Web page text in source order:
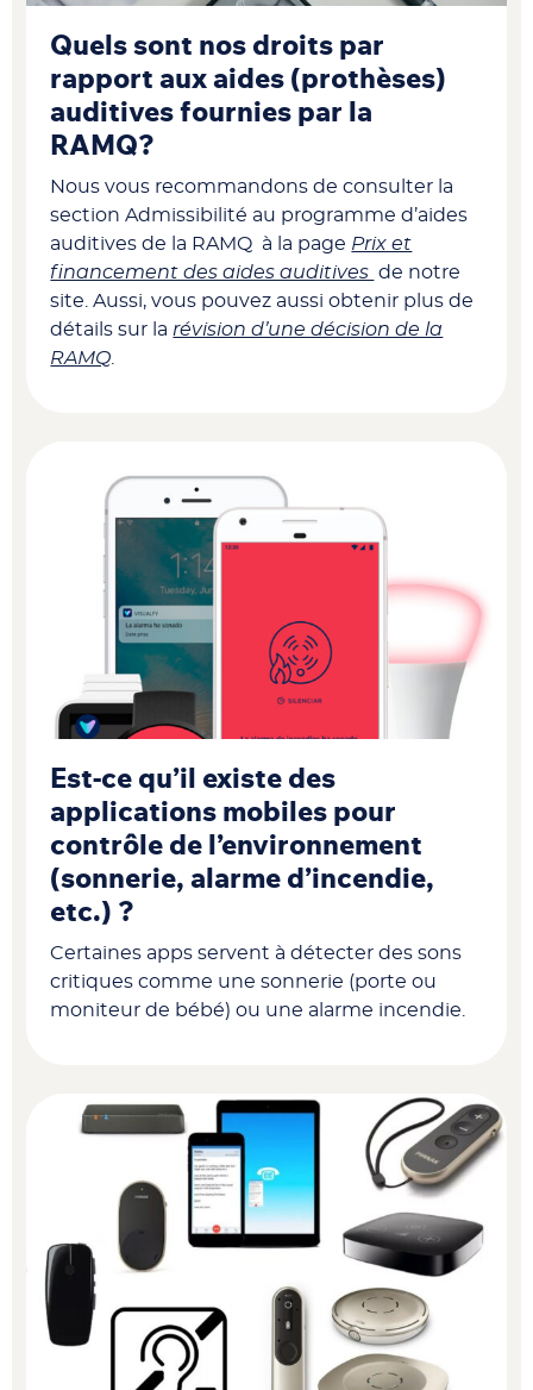
Quels sont nos droits par
rapport aux aides (prothèses)
auditives fournies par la
RAMQ?
Nous vous recommandons de consulter la
section Admissibilité au programme d’aides
auditives de la RAMQ à la page Prix et
financement des aides auditives de notre
site. Aussi, vous pouvez aussi obtenir plus de
détails sur la révision d’une décision de la
RAMQ
Est-ce qu’il existe des
applications mobiles pour
contrôle de l’environnement
(sonnerie, alarme d’incendie,
etc.) ?
Certaines apps servent à détecter des sons
critiques comme une sonnerie (porte ou
moniteur de bébé) ou une alarme incendie.